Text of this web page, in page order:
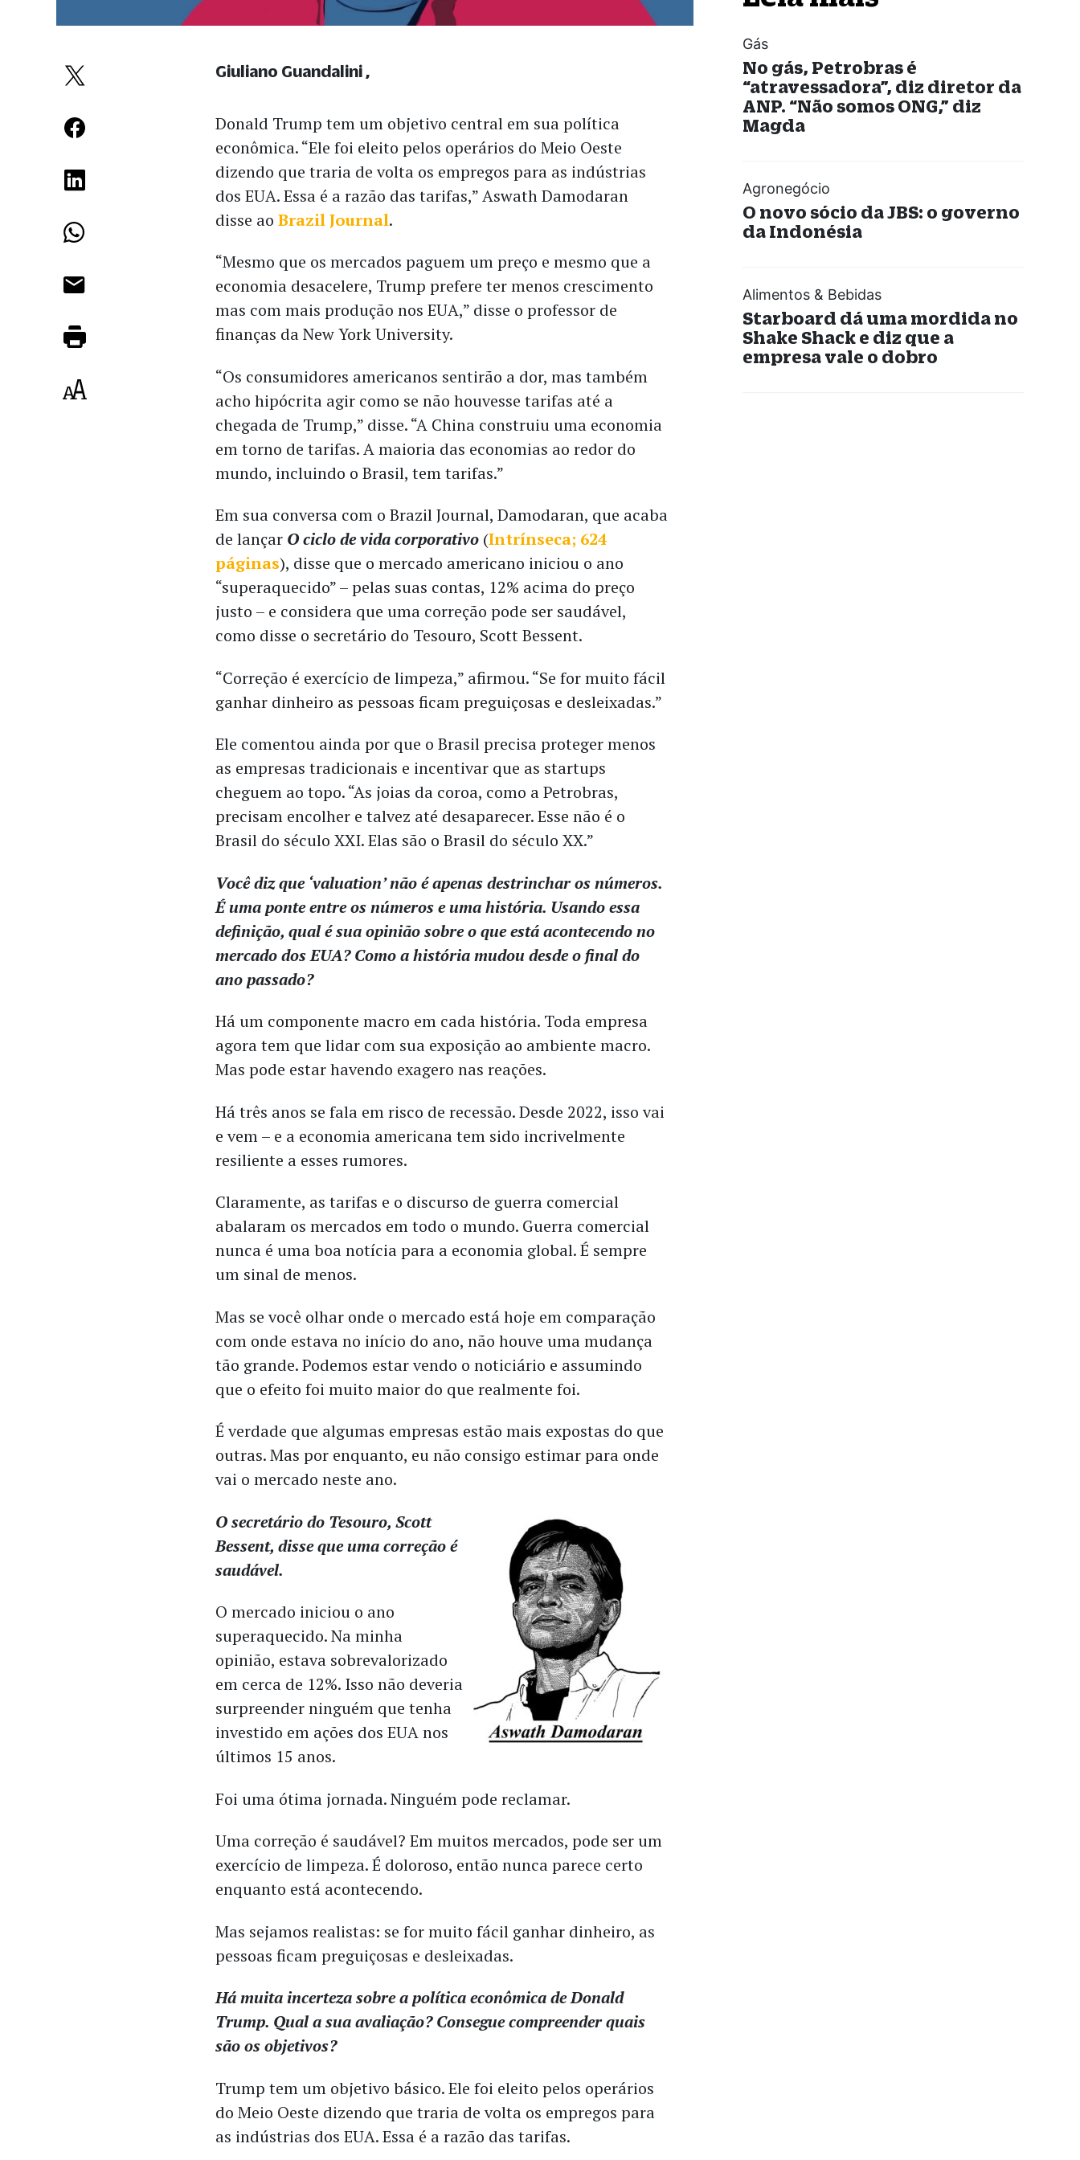
Donald Trump tem um objetivo central em sua política
econômica. “Ele foi eleito pelos operários do Meio Oeste
dizendo que traria de volta os empregos para as indústrias
dos EUA. Essa é a razão das tarifas,” Aswath Damodaran
disse aoBrazil Journal.
“Mesmo que os mercados paguem um preço e mesmo que a
economia desacelere, Trump prefere ter menos crescimento
mas com mais produção nos EUA,” disse o professor de
finanças da New York University.
“Os consumidores americanos sentirão a dor, mas também
acho hipócrita agir como se não houvesse tarifas até a
chegada de Trump,” disse. “A China construiu uma economia
em torno de tarifas. A maioria das economias ao redor do
mundo, incluindo o Brasil, tem tarifas.”
Em sua conversa com o Brazil Journal, Damodaran, que acaba
de lançar O ciclo de vida corporativo (Intrínseca; 624
páginas), disse que o mercado americano iniciou o ano
“superaquecido” – pelas suas contas, 12% acima do preço
justo – e considera que uma correção pode ser saudável,
como disse o secretário do Tesouro, Scott Bessent.
“Correção é exercício de limpeza,” afirmou. “Se for muito fácil
ganhar dinheiro as pessoas ficam preguiçosas e desleixadas.”
Ele comentou ainda por que o Brasil precisa proteger menos
as empresas tradicionais e incentivar que as startups
cheguem ao topo. “As joias da coroa, como a Petrobras,
precisam encolher e talvez até desaparecer. Esse não é o
Brasil do século XXI. Elas são o Brasil do século XX.”
Você diz que ‘valuation’ não é apenas destrinchar os números.
É uma ponte entre os números e uma história. Usando essa
definição, qual é sua opinião sobre o que está acontecendo no
mercado dos EUA? Como a história mudou desde o final do
ano passado?
Há um componente macro em cada história. Toda empresa
agora tem que lidar com sua exposição ao ambiente macro.
Mas pode estar havendo exagero nas reações.
Há três anos se fala em risco de recessão. Desde 2022, isso vai
e vem – e a economia americana tem sido incrivelmente
resiliente a esses rumores.
Claramente, as tarifas e o discurso de guerra comercial
abalaram os mercados em todo o mundo. Guerra comercial
nunca é uma boa notícia para a economia global. É sempre
um sinal de menos.
Mas se você olhar onde o mercado está hoje em comparação
com onde estava no início do ano, não houve uma mudança
tão grande. Podemos estar vendo o noticiário e assumindo
que o efeito foi muito maior do que realmente foi.
É verdade que algumas empresas estão mais expostas do que
outras. Mas por enquanto, eu não consigo estimar para onde
vai o mercado neste ano.
O secretário do Tesouro, Scott
Bessent, disse que uma correção é
saudável.
O mercado iniciou o ano
superaquecido. Na minha
opinião, estava sobrevalorizado
em cerca de 12%. Isso não deveria
surpreender ninguém que tenha
investido em ações dos EUA nos
últimos 15 anos.
Foi uma ótima jornada. Ninguém pode reclamar.
Uma correção é saudável? Em muitos mercados, pode ser um
exercício de limpeza. É doloroso, então nunca parece certo
enquanto está acontecendo.
Mas sejamos realistas: se for muito fácil ganhar dinheiro, as
pessoas ficam preguiçosas e desleixadas.
Há muita incerteza sobre a política econômica de Donald
Trump. Qual a sua avaliação? Consegue compreender quais
são os objetivos?
Trump tem um objetivo básico. Ele foi eleito pelos operários
do Meio Oeste dizendo que traria de volta os empregos para
as indústrias dos EUA. Essa é a razão das tarifas.
Giuliano Guandalini
Gás
No gás, Petrobras é
“atravessadora”, diz diretor da
ANP. “Não somos ONG,” diz
Magda
Agronegócio
O novo sócio da JBS: o governo
da Indonésia
Alimentos & Bebidas
Starboard dá uma mordida no
Shake Shack e diz que a
empresa vale o dobro